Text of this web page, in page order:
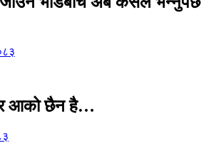
आको छैन है…